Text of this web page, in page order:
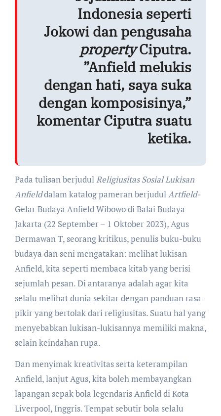
Indonesia seperti
Jokowi dan pengusaha
propertyCiputra.
”Anfield melukis
dengan hati, saya suka
dengan komposisinya,”
komentar Ciputra suatu
ketika.
Pada tulisan berjudulReligiusitas Sosial Lukisan
Anfielddalam katalog pameran berjudulArtfield-
Gelar Budaya Anfield Wibowo di Balai Budaya
Jakarta (22 September – 1 Oktober 2023),Agus
Dermawan T, seorang kritikus, penulis buku-buku
budaya dan seni mengatakan: melihat lukisan
Anfield, kita seperti membaca kitab yang berisi
sejumlah pesan. Di antaranya adalah agar kita
selalu melihat dunia sekitar dengan panduan rasa-
pikir yang bertolak dari religiusitas. Suatu hal yang
menyebabkan lukisan-lukisannya memiliki makna,
selain keindahan rupa.
Dan menyimak kreativitas serta keterampilan
Anfield, lanjut Agus, kita boleh membayangkan
lapangan sepak bola legendaris Anfield di Kota
Liverpool, Inggris. Tempat sebutir bola selalu